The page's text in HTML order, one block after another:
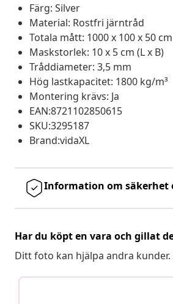
Färg: Silver
Material: Rostfri järntråd
Totala mått: 1000 x 100 x 50
Maskstorlek: 10 x 5 cm (L x B)
Tråddiameter: 3,5 mm
Hög lastkapacitet: 1800 kg/m³
Montering krävs: Ja
EAN:8721102850615
SKU:3295187
Brand:vidaXL
Information om säkerhet
Har du köpt en vara och gillat
Ditt foto kan hjälpa andra